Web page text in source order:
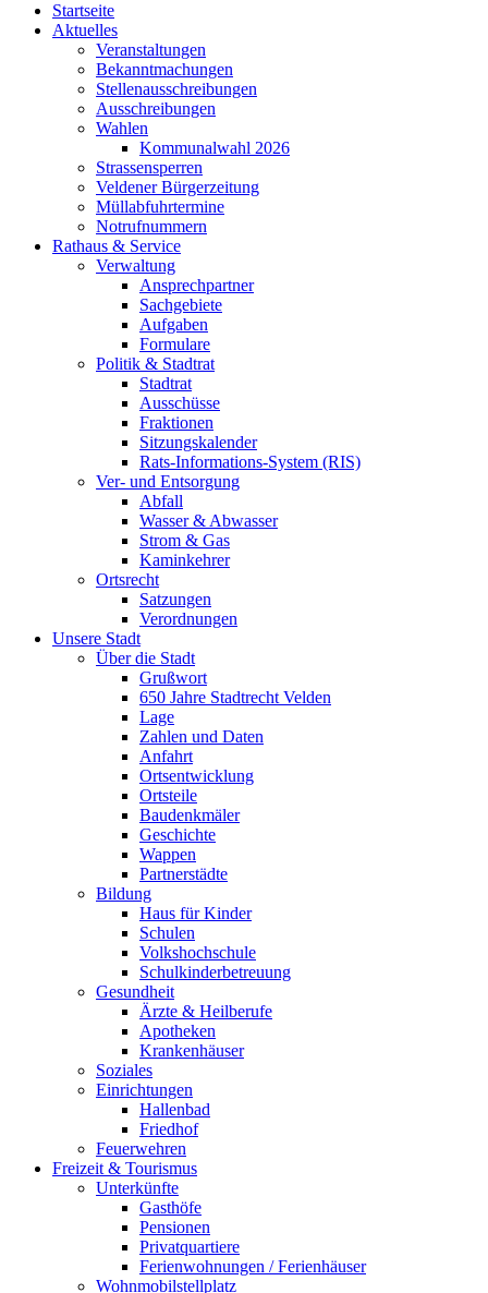
Startseite
Aktuelles
Veranstaltungen
Bekanntmachungen
Stellenausschreibungen
Ausschreibungen
Wahlen
Kommunalwahl 2026
Strassensperren
Veldener Bürgerzeitung
Müllabfuhrtermine
Notrufnummern
Rathaus & Service
Verwaltung
Ansprechpartner
Sachgebiete
Aufgaben
Formulare
Politik & Stadtrat
Stadtrat
Ausschüsse
Fraktionen
Sitzungskalender
Rats-Informations-System (RIS)
Ver- und Entsorgung
Abfall
Wasser & Abwasser
Strom & Gas
Kaminkehrer
Ortsrecht
Satzungen
Verordnungen
Unsere Stadt
Über die Stadt
Grußwort
650 Jahre Stadtrecht Velden
Lage
Zahlen und Daten
Anfahrt
Ortsentwicklung
Ortsteile
Baudenkmäler
Geschichte
Wappen
Partnerstädte
Bildung
Haus für Kinder
Schulen
Volkshochschule
Schulkinderbetreuung
Gesundheit
Ärzte & Heilberufe
Apotheken
Krankenhäuser
Soziales
Einrichtungen
Hallenbad
Friedhof
Feuerwehren
Freizeit & Tourismus
Unterkünfte
Gasthöfe
Pensionen
Privatquartiere
Ferienwohnungen / Ferienhäuser
Wohnmobilstellplatz